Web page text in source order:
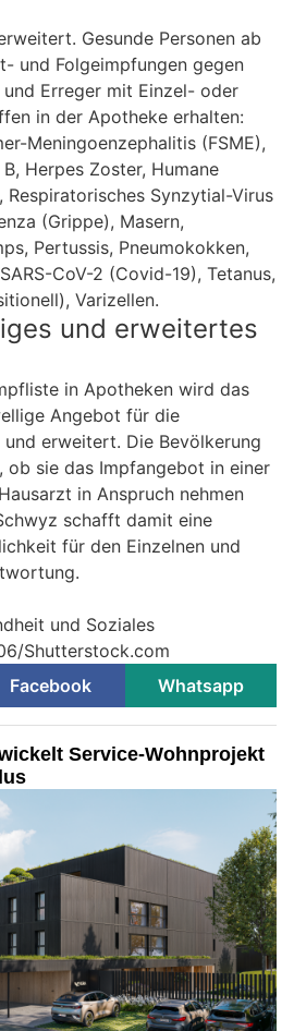
Gesunde Personen ab
und Folgeimpfungen gegen
Erreger mit Einzel- oder
in der Apotheke erhalten:
Meningoenzephalitis (FSME),
Herpes Zoster, Humane
Respiratorisches Synzytial-Virus
(Grippe), Masern,
Pertussis, Pneumokokken,
CoV-2 (Covid-19), Tetanus,
Varizellen.
und erweitertes
in Apotheken wird das
Angebot für die
erweitert. Die Bevölkerung
ob sie das Impfangebot in einer
in Anspruch nehmen
schafft damit eine
für den Einzelnen und
und Soziales
Shutterstock.com
Facebook Whatsapp
Service-Wohnprojekt